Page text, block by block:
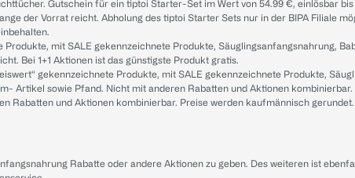
Gutschein für ein tiptoi Starter-Set im Wert von 54.99 €, einlösbar
der Vorrat reicht. Abholung des tiptoi Starter Sets nur in der BIPA Filiale
Produkte, mit SALE gekennzeichnete Produkte, Säuglingsanfangsnahrung,
Bei 1+1 Aktionen ist das günstigste Produkt gratis.
gekennzeichnete Produkte, mit SALE gekennzeichnete Produkte,
Artikel sowie Pfand. Nicht mit anderen Rabatten und Aktionen
Rabatten und Aktionen kombinierbar. Preise werden kaufmännisch gerundet.
Rabatte oder andere Aktionen zu geben. Des weiteren ist